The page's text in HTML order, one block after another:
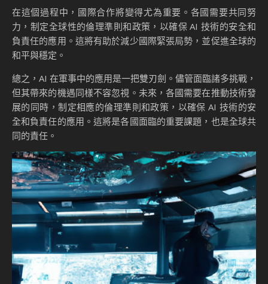
在這個過程中，國際合作將變得尤為重要。各國需要共同努
力，制定全球性的倫理準則和政策，以確保 AI 技術的安全和
負責任的應用。這將有助於減少國際緊張局勢，並促進全球的
和平與穩定。
總之，AI 在軍事中的應用是一把雙刃劍。儘管面臨諸多挑戰，
但其帶來的機遇同樣不容忽視。未來，各國需要在推動技術發
展的同時，制定相應的倫理準則和政策，以確保 AI 技術的安
全和負責任的應用。這將是各國面臨的重要課題，也是全球共
同的責任。